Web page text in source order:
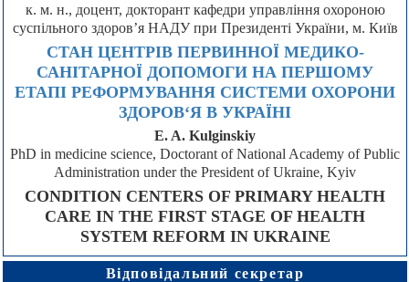
к. м. н., доцент, докторант кафедри управління охороною
суспільного здоров’я НАДУ при Президенті України, м. Київ
СТАН ЦЕНТРІВ ПЕРВИННОЇ МЕДИКО-
САНІТАРНОЇ ДОПОМОГИ НА ПЕРШОМУ
ЕТАПІ РЕФОРМУВАННЯ СИСТЕМИ ОХОРОНИ
ЗДОРОВ‘Я В УКРАЇНІ
E. A. Kulginskiy
PhD in medicine science, Doctorant of National Academy of Public
Administration under the President of Ukraine, Kyiv
CONDITION CENTERS OF PRIMARY HEALTH
CARE IN THE FIRST STAGE OF HEALTH
SYSTEM REFORM IN UKRAINE
Відповідальний секретар